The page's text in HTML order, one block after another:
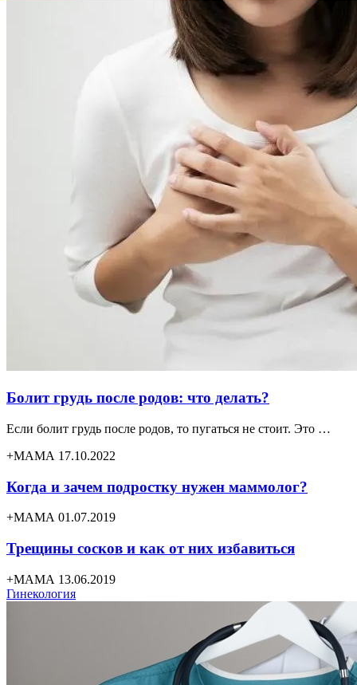
Болит грудь после родов: что делать?
Если болит грудь после родов, то пугаться не стоит. Это …
+МАМА 17.10.2022
Когда и зачем подростку нужен маммолог?
+МАМА 01.07.2019
Трещины сосков и как от них избавиться
+МАМА 13.06.2019
Гинекология